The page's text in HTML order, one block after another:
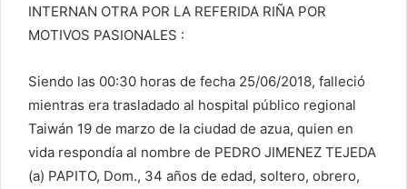
INTERNAN OTRA POR LA REFERIDA RIÑA POR
MOTIVOS PASIONALES :
Siendo las 00:30 horas de fecha 25/06/2018, falleció
mientras era trasladado al hospital público regional
Taiwán 19 de marzo de la ciudad de azua, quien en
vida respondía al nombre de PEDRO JIMENEZ TEJEDA
(a) PAPITO, Dom., 34 años de edad, soltero, obrero,